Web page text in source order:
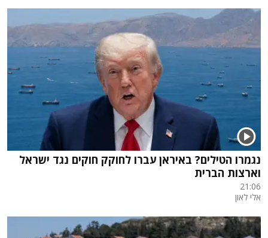
נגמרו הטילים? באיראן עברו לחוקק חוקים נגד ישראל
וארצות הברית
21:06
אלי לאון